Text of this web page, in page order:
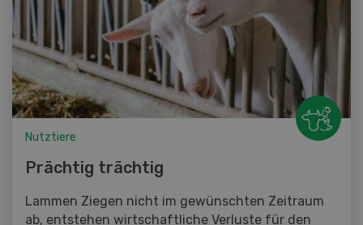
Nutztiere
Prächtig trächtig
Lammen Ziegen nicht im gewünschten Zeitraum
ab, entstehen wirtschaftliche Verluste für den